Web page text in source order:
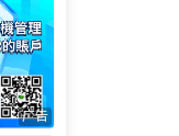
广告